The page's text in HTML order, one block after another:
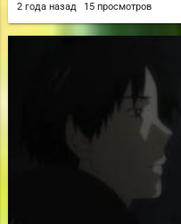
2 года назад 15 просмотров